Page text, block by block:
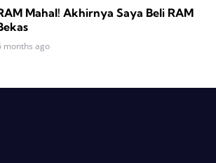
Mahal! Akhirnya Saya Beli RAM
months ago